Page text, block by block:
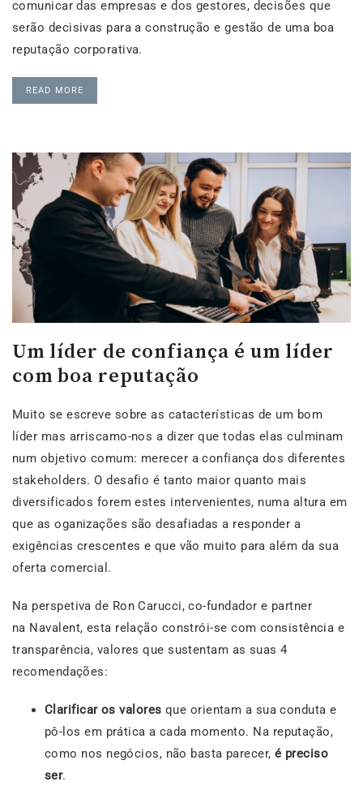
comunicar das empresas e dos gestores, decisões que
serão decisivas para a construção e gestão de uma boa
reputação corporativa.
READ MORE
Um líder de confiança é um líder
com boa reputação
Muito se escreve sobre as catacterísticas de um bom
líder mas arriscamo-nos a dizer que todas elas culminam
num objetivo comum: merecer a confiança dos diferentes
stakeholders. O desafio é tanto maior quanto mais
diversificados forem estes intervenientes, numa altura em
que as oganizações são desafiadas a responder a
exigências crescentes e que vão muito para além da sua
oferta comercial.
Na perspetiva de Ron Carucci, co-fundador e partner
na Navalent, esta relação constrói-se com consistência e
transparência, valores que sustentam as suas 4
recomendações:
Clarificar os valores que orientam a sua conduta e
pô-los em prática a cada momento. Na reputação,
como nos negócios, não basta parecer,é preciso
ser.